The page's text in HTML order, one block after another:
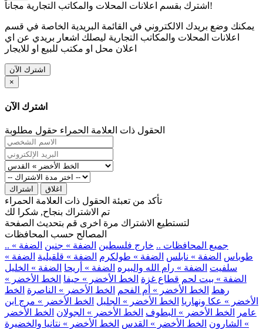
اشترك بقسم اعلانات المحلات والمكاتب التجارية مجاناً!
يمكنك وضع بريدك الالكتروني في القائمة البريدية الخاصة في قسم
اعلانات المحلات والمكاتب التجارية ليصلك اشعار بريدي عن اي
اعلان محل او مكتب للبيع او للايجار
اشترك الآن
×
اشترك الآن
الحقول ذات العلامة الحمراء حقول مطلوبة
اشتراك اغلاق
تأكد من تعبئة الحقول ذات العلامة الحمراء
تم الاشتراك بنجاح, شكرا لك
لتستطيع الاشتراك مرة اخرى قم بتحديث الصفحة
المصالح حسب المحافظات
.. جميع المحافظات .. خارج فلسطين الضفة » جنين الضفة »
طوباس الضفة » نابلس الضفة » طولكرم الضفة » قلقيلية الضفة »
سلفيت الضفة » رام الله والبيره الضفة » أريحا الضفة » الخليل
الضفة » بيت لحم قطاع غزة الخط الأخضر » حيفا الخط الأخضر »
رهط الخط الأخضر » أم الفحم الخط الأخضر » الناصرة الخط
الأخضر » عكا ونهاريا الخط الأخضر » الجليل الخط الأخضر » مرج ابن
عامر
الخط الأخضر » البطوف الخط الأخضر » الجولان الخط الأخضر
» الشارون الخط الأخضر » القدس الخط الأخضر » نتانيا والخضيرة